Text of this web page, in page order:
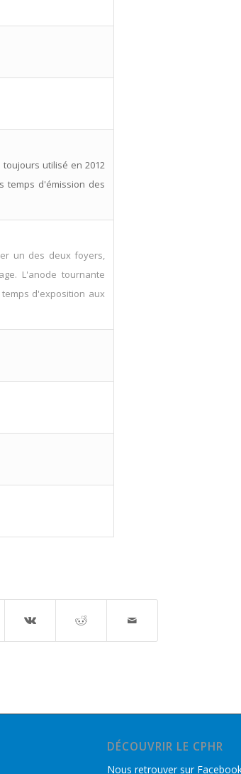
utilisé en 2012
temps d'émission des
un des deux foyers,
L'anode tournante
d'exposition aux
DÉCOUVRIR LE CPHR
Nous retrouver sur